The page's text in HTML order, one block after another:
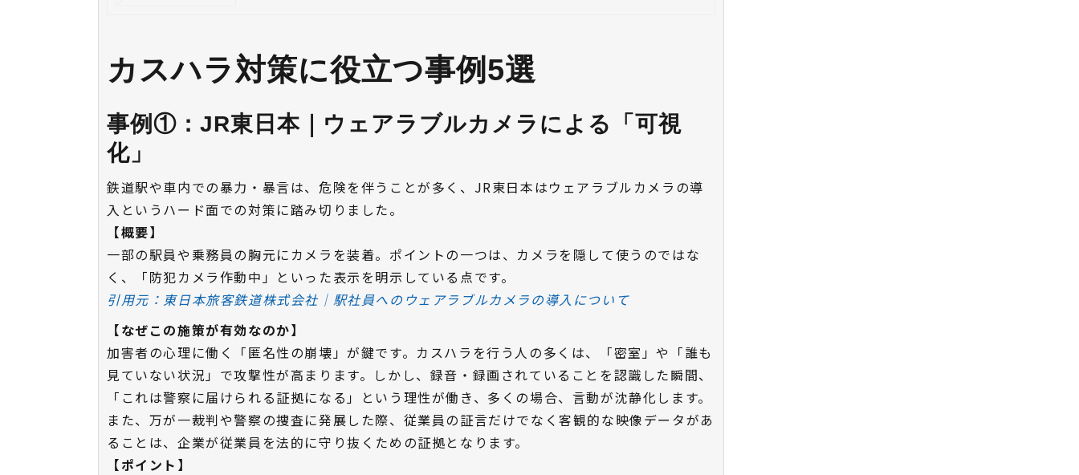
カスハラ対策に役立つ事例5選
事例①：JR東日本｜ウェアラブルカメラによる「可視
化」
鉄道駅や車内での暴力・暴言は、危険を伴うことが多く、JR東日本はウェアラブルカメラの導
入というハード面での対策に踏み切りました。
【概要】
一部の駅員や乗務員の胸元にカメラを装着。ポイントの一つは、カメラを隠して使うのではな
く、「防犯カメラ作動中」といった表示を明示している点です。
引用元：東日本旅客鉄道株式会社｜駅社員へのウェアラブルカメラの導入について
【なぜこの施策が有効なのか】
加害者の心理に働く「匿名性の崩壊」が鍵です。カスハラを行う人の多くは、「密室」や「誰も
見ていない状況」で攻撃性が高まります。しかし、録音・録画されていることを認識した瞬間、
「これは警察に届けられる証拠になる」という理性が働き、多くの場合、言動が沈静化します。
また、万が一裁判や警察の捜査に発展した際、従業員の証言だけでなく客観的な映像データがあ
ることは、企業が従業員を法的に守り抜くための証拠となります。
【ポイント】